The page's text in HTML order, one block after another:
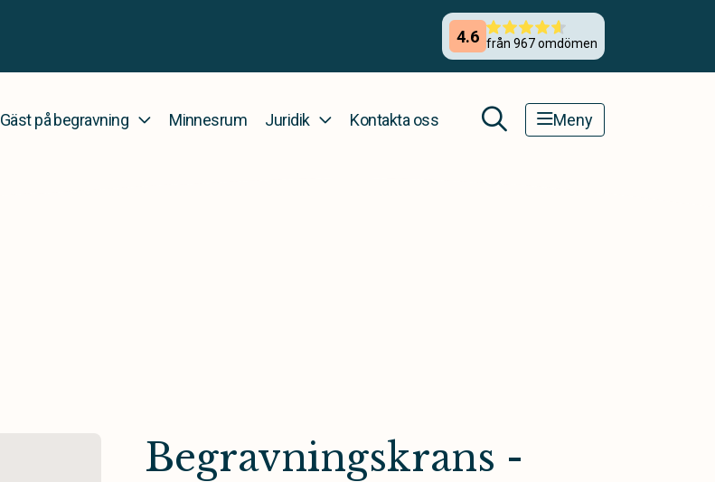
Gäst på begravning Minnesrum Juridik Kontakta oss Meny
Begravningskrans -